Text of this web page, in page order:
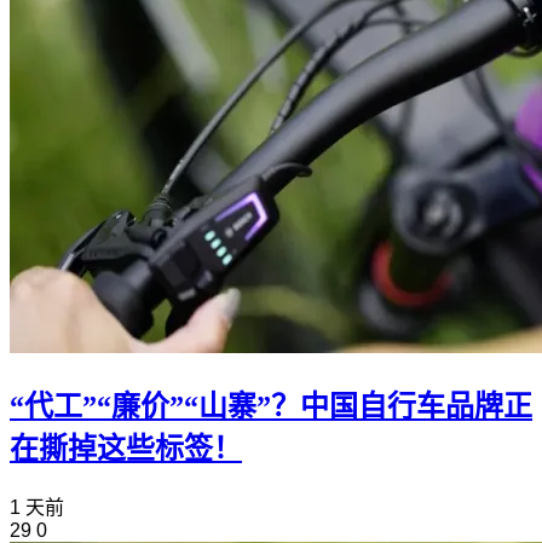
“代工”“廉价”“山寨”？中国自行车品牌正
在撕掉这些标签！
1 天前
29 0